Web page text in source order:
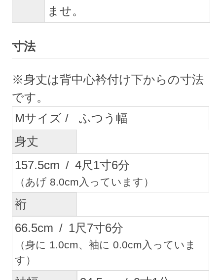
ませ。
寸法
※身丈は背中心衿付け下からの寸法
です。
M
ふつう幅
身丈
157.5cm / 4尺1寸6分
（あげ 8.0cm入っています）
裄
66.5cm / 1尺7寸6分
（身に 1.0cm、袖に 0.0cm入っていま
す）